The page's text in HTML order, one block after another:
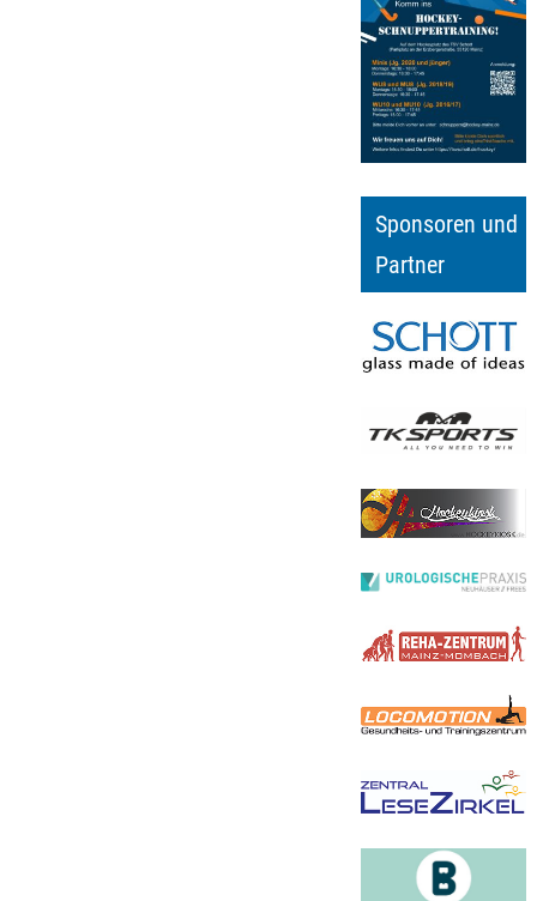
Sponsoren und
Partner